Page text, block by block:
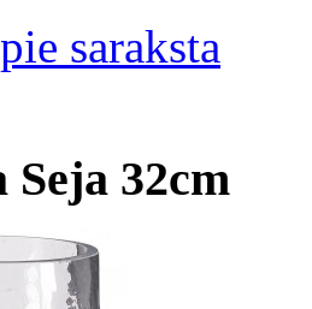
saraksta
32cm